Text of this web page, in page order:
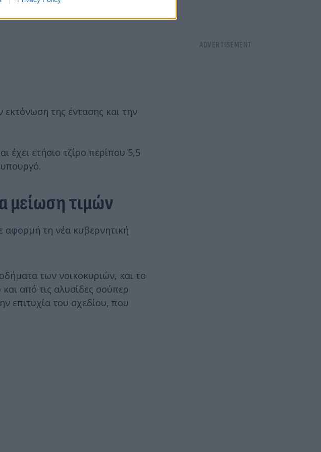
της έντασης και την
ετήσιο τζίρο περίπου 5,5
μείωση τιμών
αφορμή τη νέα κυβερνητική
των νοικοκυριών, και το
από τις αλυσίδες σούπερ
επιτυχία του σχεδίου, που